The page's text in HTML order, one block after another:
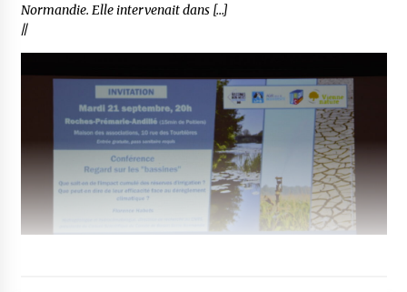
Normandie. Elle intervenait dans […]
//